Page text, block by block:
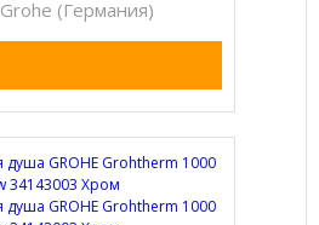
Grohe (Германия)